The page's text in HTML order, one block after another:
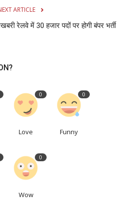
ARTICLE
रेलवे में 30 हजार पदों पर होगी बंपर भर्ती
0
Love
0
Funny
0
Wow